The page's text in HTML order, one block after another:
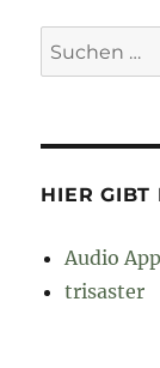
Suchen
nach:
HIER GIBT
Audio
trisaster